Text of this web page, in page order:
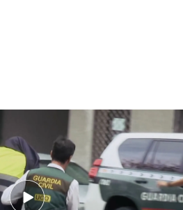
y lágrimas a Adrián, hijo de Elisa
al autor del asesinato de su madre
Serafín Rodríguez, los
de Adrián para que se
por los medios de